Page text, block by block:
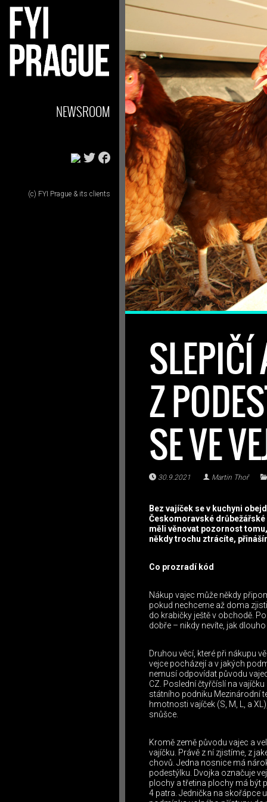
NEWSROOM
(c) FYI Prague & its clients
SLEPIČÍ
Z
SE VE
30.9.2021 Martin Thoř
Bez vajíček se v kuchyni
Českomoravské drůbežářské
měli věnovat pozornost
někdy trochu ztrácíte,
Co prozradí kód
Nákup vajec může někdy
pokud nechceme až doma
do krabičky ještě v obchodě.
dobře – nikdy nevíte, jak
Druhou věcí, které při nákupu
vejce pocházejí a v jakých
nemusí odpovídat původu
CZ. Poslední čtyřčíslí na
státního podniku Mezinárodní
hmotnosti vajíček (S, M, L, a
snůšce.
Kromě země původu vajec a
vajíčku. Právě z ní zjistíme, z
chovů. Jedna nosnice má
podestýlku. Dvojka označuje
plochy a třetina plochy má být
4 patra. Jednička na skořápce